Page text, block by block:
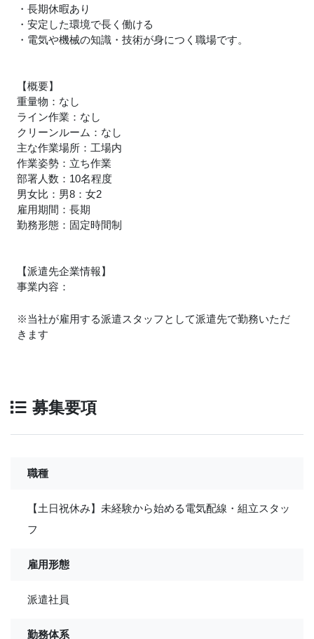
・長期休暇あり
・安定した環境で長く働ける
・電気や機械の知識・技術が身につく職場です。
【概要】
重量物：なし
ライン作業：なし
クリーンルーム：なし
主な作業場所：工場内
作業姿勢：立ち作業
部署人数：10名程度
男女比：男8：女2
雇用期間：長期
勤務形態：固定時間制
【派遣先企業情報】
事業内容：
※当社が雇用する派遣スタッフとして派遣先で勤務いただ
きます
募集要項
職種
【土日祝休み】未経験から始める電気配線・組立スタッ
フ
雇用形態
派遣社員
勤務体系